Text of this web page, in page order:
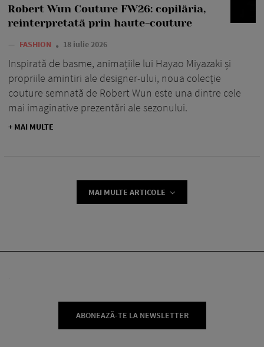
Robert Wun Couture FW26: copilăria,
reinterpretată prin haute-couture
— FASHION 18 iulie 2026
Inspirată de basme, animațiile lui Hayao Miyazaki și
propriile amintiri ale designer-ului, noua colecție
couture semnată de Robert Wun este una dintre cele
mai imaginative prezentări ale sezonului.
+ MAI MULTE
MAI MULTE ARTICOLE
ABONEAZĂ-TE LA NEWSLETTER